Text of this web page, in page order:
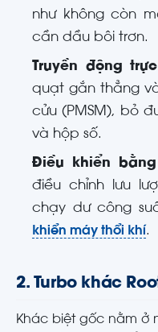
như không còn
cần dầu bôi trơn.
Truyền động
quạt gắn thẳng
cửu (PMSM), bỏ
và hộp số.
Điều khiển
điều chỉnh lưu
chạy dư công
khiển máy thổi khí.
2. Turbo khác
Khác biệt gốc nằm ở